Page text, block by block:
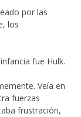
por las
los
fue Hulk.
Veía en
fuerzas
frustración,